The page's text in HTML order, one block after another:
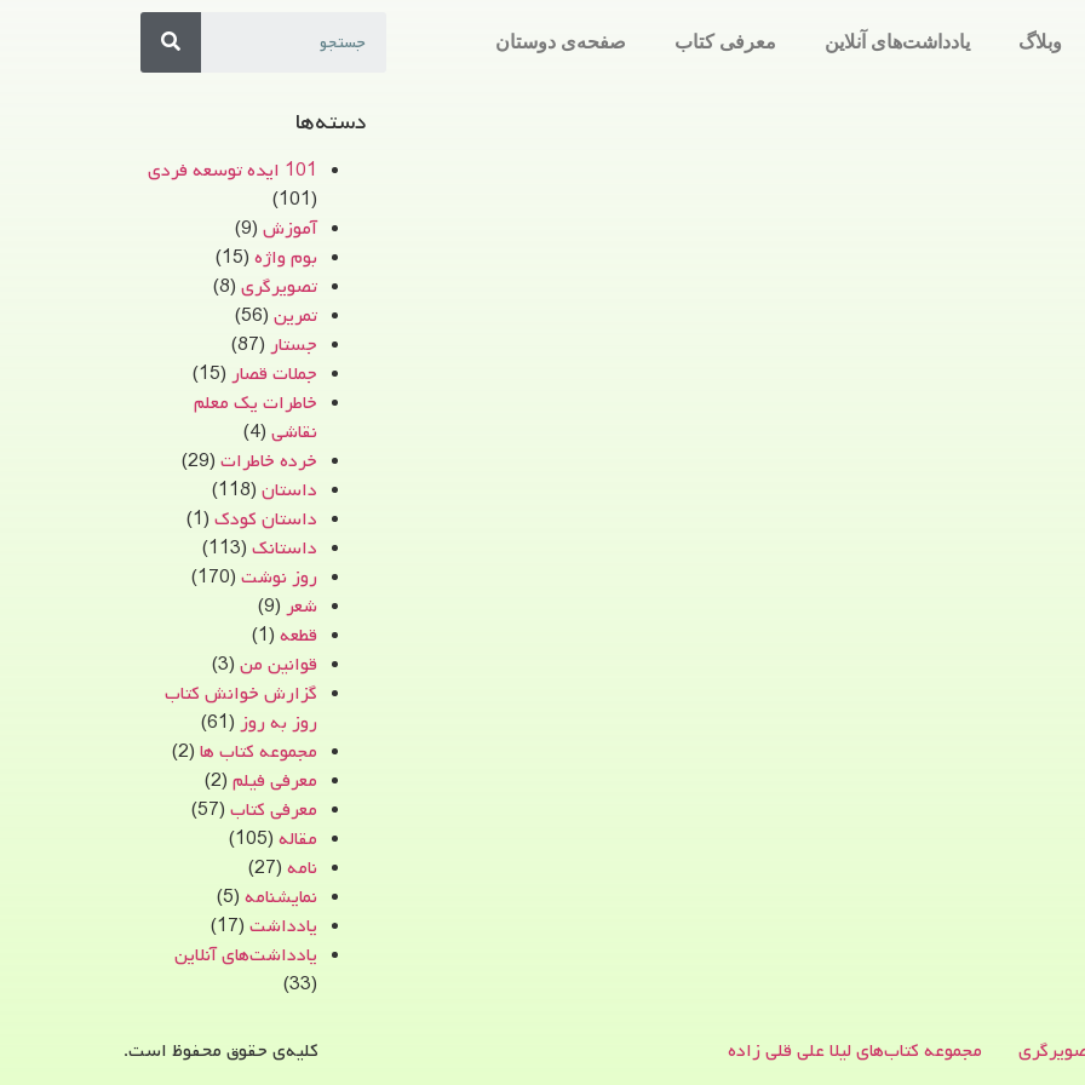
وبلاگ یادداشت‌های آنلاین معرفی کتاب صفحه‌ی دوستان
دسته‌ها
101 ایده توسعه فردی
(101)
آموزش(9)
بوم واژه(15)
تصویرگری(8)
تمرین(56)
جستار(87)
جملات قصار(15)
خاطرات یک معلم
نقاشی(4)
خرده خاطرات(29)
داستان(118)
داستان کودک(1)
داستانک(113)
روز نوشت(170)
شعر(9)
قطعه(1)
قوانین من(3)
گزارش خوانش کتاب
روز به روز(61)
مجموعه کتاب ها(2)
معرفی فیلم(2)
معرفی کتاب(57)
مقاله(105)
نامه(27)
نمایشنامه(5)
یادداشت(17)
یادداشت‌های آنلاین
(33)
مجموعه کتاب‌های لیلا علی قلی زاده کلیه‌ی حقوق محفوظ است.